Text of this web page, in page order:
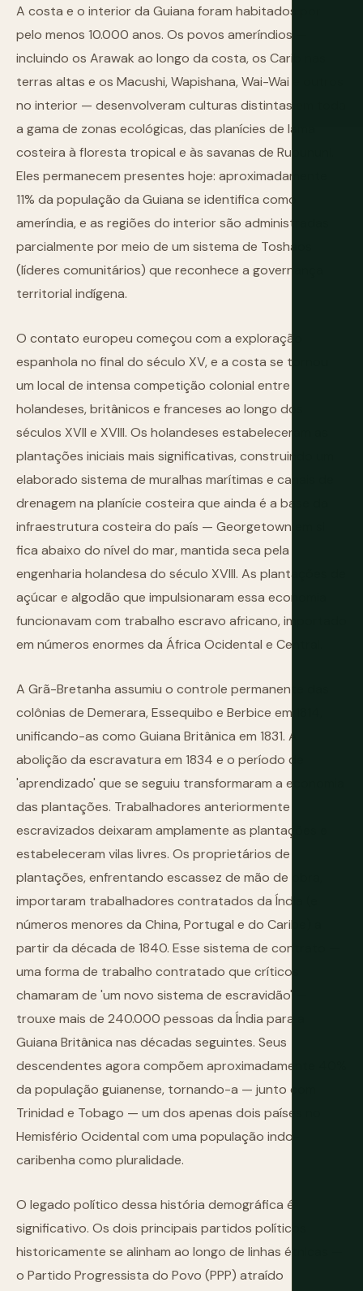
A costa e o interior da Guiana foram habitados por
pelo menos 10.000 anos. Os povos ameríndios —
incluindo os Arawak ao longo da costa, os Carib nas
terras altas e os Macushi, Wapishana, Wai-Wai e outros
no interior — desenvolveram culturas distintas em toda
a gama de zonas ecológicas, das planícies de lama
costeira à floresta tropical e às savanas de Rupununi.
Eles permanecem presentes hoje: aproximadamente
11% da população da Guiana se identifica como
ameríndia, e as regiões do interior são administradas
parcialmente por meio de um sistema de Toshaos
(líderes comunitários) que reconhece a governança
territorial indígena.
O contato europeu começou com a exploração
espanhola no final do século XV, e a costa se tornou
um local de intensa competição colonial entre
holandeses, britânicos e franceses ao longo dos
séculos XVII e XVIII. Os holandeses estabeleceram as
plantações iniciais mais significativas, construindo um
elaborado sistema de muralhas marítimas e canais de
drenagem na planície costeira que ainda é a base da
infraestrutura costeira do país — Georgetown em si
fica abaixo do nível do mar, mantida seca pela
engenharia holandesa do século XVIII. As plantações de
açúcar e algodão que impulsionaram essa economia
funcionavam com trabalho escravo africano, importado
em números enormes da África Ocidental e Central.
A Grã-Bretanha assumiu o controle permanente das
colônias de Demerara, Essequibo e Berbice em 1814,
unificando-as como Guiana Britânica em 1831. A
abolição da escravatura em 1834 e o período de
'aprendizado' que se seguiu transformaram a economia
das plantações. Trabalhadores anteriormente
escravizados deixaram amplamente as plantações e
estabeleceram vilas livres. Os proprietários de
plantações, enfrentando escassez de mão de obra,
importaram trabalhadores contratados da Índia (e
números menores da China, Portugal e do Caribe) a
partir da década de 1840. Esse sistema de contrato —
uma forma de trabalho contratado que críticos
chamaram de 'um novo sistema de escravidão' —
trouxe mais de 240.000 pessoas da Índia para a
Guiana Britânica nas décadas seguintes. Seus
descendentes agora compõem aproximadamente 40%
da população guianense, tornando-a — junto com
Trinidad e Tobago — um dos apenas dois países no
Hemisfério Ocidental com uma população indo-
caribenha como pluralidade.
O legado político dessa história demográfica é
significativo. Os dois principais partidos políticos
historicamente se alinham ao longo de linhas étnicas —
o Partido Progressista do Povo (PPP) atraído